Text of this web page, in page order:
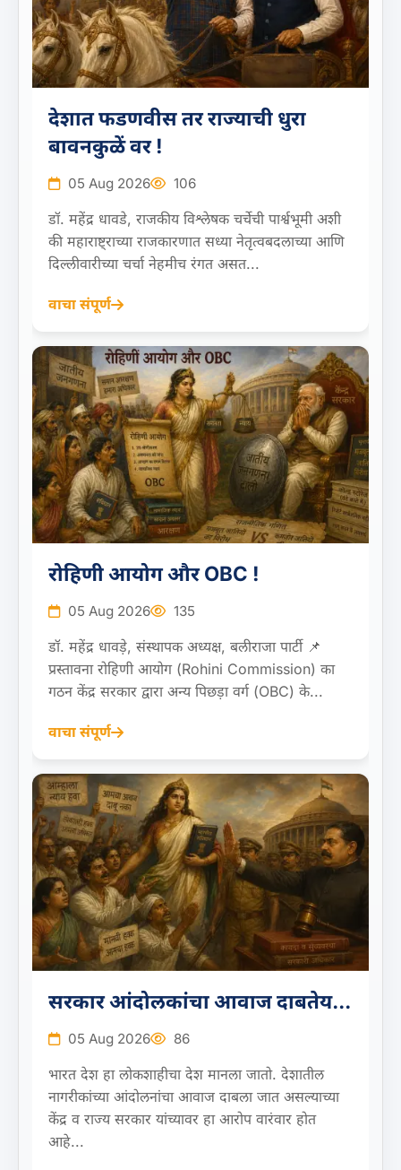
देशात फडणवीस तर राज्याची धुरा
बावनकुळें वर !
05 Aug 2026 106
डॉ. महेंद्र धावडे, राजकीय विश्लेषक चर्चेची पार्श्वभूमी अशी
की महाराष्ट्राच्या राजकारणात सध्या नेतृत्वबदलाच्या आणि
दिल्लीवारीच्या चर्चा नेहमीच रंगत असत...
वाचा संपूर्ण
रोहिणी आयोग और OBC !
05 Aug 2026 135
डॉ. महेंद्र धावड़े, संस्थापक अध्यक्ष, बलीराजा पार्टी 📌
प्रस्तावना रोहिणी आयोग (Rohini Commission) का
गठन केंद्र सरकार द्वारा अन्य पिछड़ा वर्ग (OBC) के...
वाचा संपूर्ण
सरकार आंदोलकांचा आवाज दाबतेय...
05 Aug 2026 86
भारत देश हा लोकशाहीचा देश मानला जातो. देशातील
नागरीकांच्या आंदोलनांचा आवाज दाबला जात असल्याच्या
केंद्र व राज्य सरकार यांच्यावर हा आरोप वारंवार होत
आहे...